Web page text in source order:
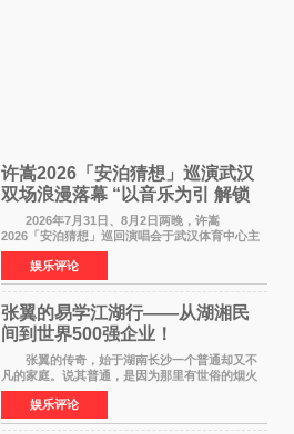
许嵩2026「安泊猜想」巡演武汉
双场浪漫落幕 “以音乐为引 解锁
江城记忆”
2026年7月31日、8月2日两晚，许嵩
2026「安泊猜想」巡回演唱会于武汉体育中心主
体育场盛大开唱。许嵩与数万歌迷在此相聚，从
浪漫惬意的舞台设计到充满诚意与惊喜的现场互
动，共同开启了一场关于
娱乐评论
张翼的易学江湖行——从湖湘民
间到世界500强企业！
张翼的传奇，始于湖南长沙一个普通却又不
凡的家庭。说其普通，是因为那里有世俗的烟火
气；说其不凡，是因为家中有一位洞悉天地玄机
的长者——他的爷爷。作为当地的风水师，爷爷
是张翼走进易学
娱乐评论